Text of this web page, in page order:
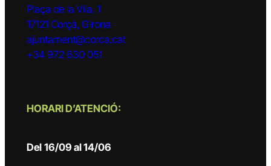
Plaça de la Vila, 1
17121 Corçà, Girona
ajuntament@corca.cat
+34 972 630 051
HORARI D’ATENCIÓ:
Del 16/09 al 14/06